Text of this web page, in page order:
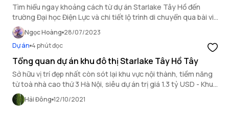
Tìm hiểu ngay khoảng cách từ dự án Starlake Tây Hồ đến
trường Đại học Điện Lực và chi tiết lộ trình di chuyển qua bài viết
của OneHousing.
Ngọc Hoàng 28/07/2023
Dự án 4 phút đọc
Tổng quan dự án khu đô thị Starlake Tây Hồ Tây
Sở hữu vị trí đẹp nhất còn sót lại khu vực nội thành, tiềm năng
từ toà nhà cao thứ 3 Hà Nội, siêu dự án trị giá 1.3 tỷ USD - Khu
đô thị Starlake Tây Hồ Tây được cư dân thủ đô cũng như các
nhà đầu tư BĐS săn đón.
Hải Đông 12/10/2021